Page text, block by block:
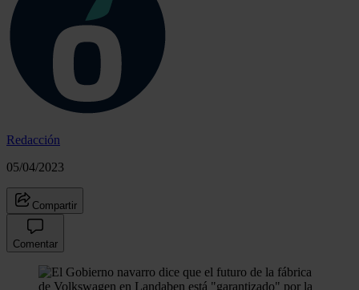
Redacción
05/04/2023
Compartir
Comentar